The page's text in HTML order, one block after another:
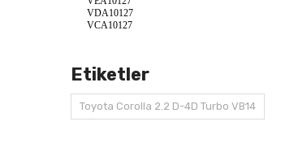
VDA10127
VCA10127
Etiketler
Toyota Corolla 2.2 D-4D Turbo VB14